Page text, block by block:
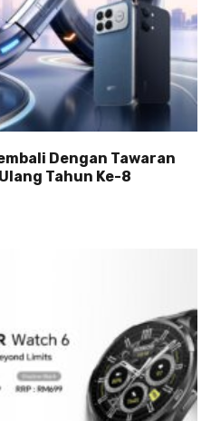
Dengan Tawaran
Tahun Ke-8